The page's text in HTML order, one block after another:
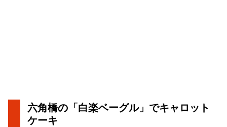
六角橋の「白楽ベーグル」でキャロット
ケーキ